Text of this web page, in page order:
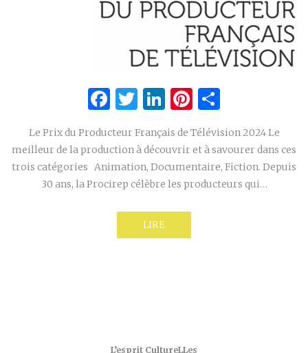
Facebook
Twitter
LinkedIn
Pinterest
Le Prix du Producteur Français de Télévision 2024 Le
meilleur de la production à découvrir et à savourer dans ces
trois catégories Animation, Documentaire, Fiction. Depuis
30 ans, la Procirep célèbre les producteurs qui…
LIRE
L’esprit CultureLLes